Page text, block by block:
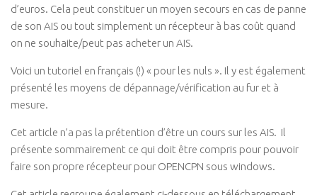
d’euros. Cela peut constituer un moyen secours en cas de panne
de son AIS ou tout simplement un récepteur à bas coût quand
on ne souhaite/peut pas acheter un AIS.
Voici un tutoriel en français (!) « pour les nuls ». Il y est également
présenté les moyens de dépannage/vérification au fur et à
mesure.
Cet article n’a pas la prétention d’être un cours sur les AIS. Il
présente sommairement ce qui doit être compris pour pouvoir
faire son propre récepteur pour OPENCPN sous windows.